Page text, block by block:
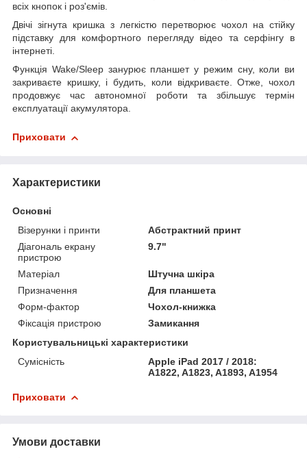
всіх кнопок і роз'ємів.
Двічі зігнута кришка з легкістю перетворює чохол на стійку
підставку для комфортного перегляду відео та серфінгу в
інтернеті.
Функція Wake/Sleep занурює планшет у режим сну, коли ви
закриваєте кришку, і будить, коли відкриваєте. Отже, чохол
продовжує час автономної роботи та збільшує термін
експлуатації акумулятора.
Приховати
Характеристики
Основні
Візерунки і принти
Абстрактний принт
Діагональ екрану
пристрою
9.7"
Матеріал
Штучна шкіра
Призначення
Для планшета
Форм-фактор
Чохол-книжка
Фіксація пристрою
Замикання
Користувальницькі характеристики
Сумісність
Apple iPad 2017 / 2018:
A1822, A1823, A1893, A1954
Приховати
Умови доставки